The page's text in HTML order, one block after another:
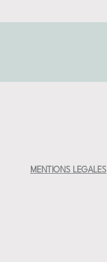
aux pièces en grès )
MENTIONS LEGALES